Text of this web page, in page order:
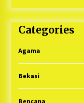
Categories
Agama
Bekasi
Bencana